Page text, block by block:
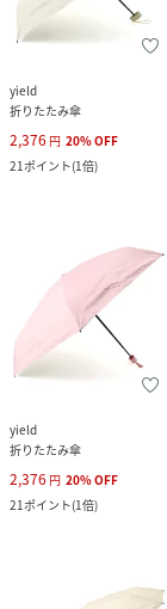
yield
折りたたみ傘
2,376 円 20%OFF
21ポイント(1倍)
yield
折りたたみ傘
2,376 円 20%OFF
21ポイント(1倍)